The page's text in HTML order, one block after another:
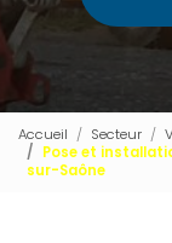
Accueil Secteur
Pose et
sur-Saône